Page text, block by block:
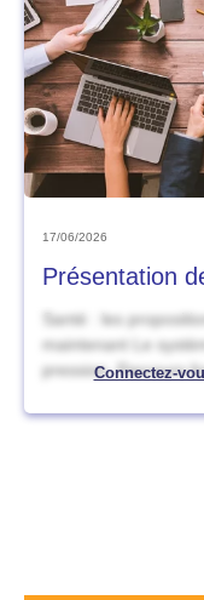
17/06/2026
Présentation
Santé : les
maintenant Le
pression. Parcours
Connectez-